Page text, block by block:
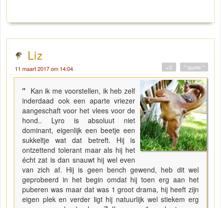
Liz
11 maart 2017 om 14:04 " quote "
+0
" Kan ik me voorstellen, ik heb zelf
inderdaad ook een aparte vriezer
aangeschaft voor het vlees voor de
hond.. Lyro is absoluut niet
dominant, eigenlijk een beetje een
sukkeltje wat dat betreft. Hij is
ontzettend tolerant maar als hij het
écht zat is dan snauwt hij wel even
van zich af. Hij is geen bench gewend, heb dit wel
geprobeerd in het begin omdat hij toen erg aan het
puberen was maar dat was 1 groot drama, hij heeft zijn
eigen plek en verder ligt hij natuurlijk wel stiekem erg